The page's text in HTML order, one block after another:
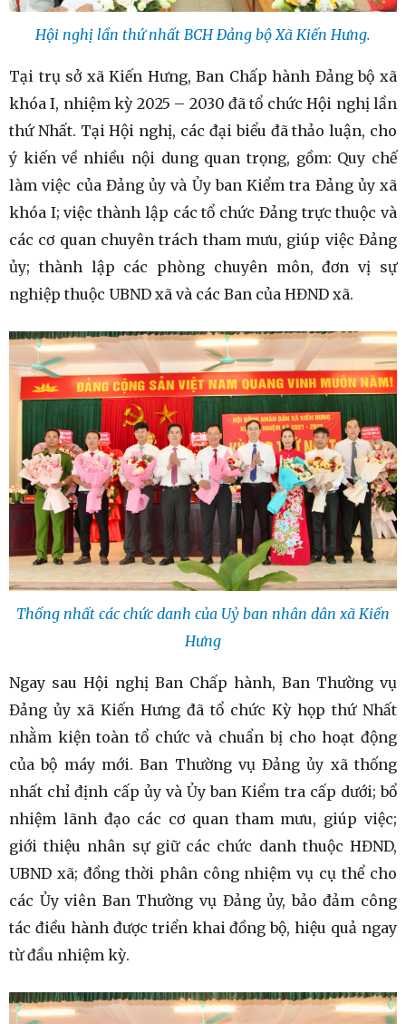
Hội nghị lần thứ nhất BCH Đảng bộ Xã Kiến Hưng.
Tại trụ sở xã Kiến Hưng, Ban Chấp hành Đảng bộ xã
khóa I, nhiệm kỳ 2025 – 2030 đã tổ chức Hội nghị lần
thứ Nhất. Tại Hội nghị, các đại biểu đã thảo luận, cho
ý kiến về nhiều nội dung quan trọng, gồm: Quy chế
làm việc của Đảng ủy và Ủy ban Kiểm tra Đảng ủy xã
khóa I; việc thành lập các tổ chức Đảng trực thuộc và
các cơ quan chuyên trách tham mưu, giúp việc Đảng
ủy; thành lập các phòng chuyên môn, đơn vị sự
nghiệp thuộc UBND xã và các Ban của HĐND xã.
Thống nhất các chức danh của Uỷ ban nhân dân xã Kiến
Hưng
Ngay sau Hội nghị Ban Chấp hành, Ban Thường vụ
Đảng ủy xã Kiến Hưng đã tổ chức Kỳ họp thứ Nhất
nhằm kiện toàn tổ chức và chuẩn bị cho hoạt động
của bộ máy mới. Ban Thường vụ Đảng ủy xã thống
nhất chỉ định cấp ủy và Ủy ban Kiểm tra cấp dưới; bổ
nhiệm lãnh đạo các cơ quan tham mưu, giúp việc;
giới thiệu nhân sự giữ các chức danh thuộc HĐND,
UBND xã; đồng thời phân công nhiệm vụ cụ thể cho
các Ủy viên Ban Thường vụ Đảng ủy, bảo đảm công
tác điều hành được triển khai đồng bộ, hiệu quả ngay
từ đầu nhiệm kỳ.